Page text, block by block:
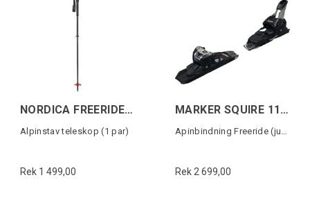
NORDICA FREERIDE UNLIMITED Svart/Röd
Alpinstav teleskop (1 par)
Rek 1 499,00
MARKER SQUIRE 11 TCX D (100MM)
Apinbindning Freeride (justerbar)
Rek 2 699,00